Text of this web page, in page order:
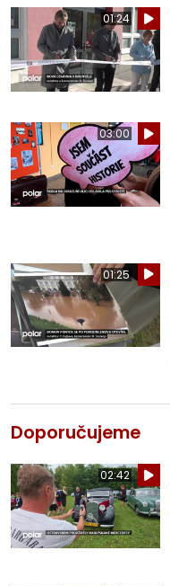
01:24
03:00
01:25
Doporučujeme
02:42